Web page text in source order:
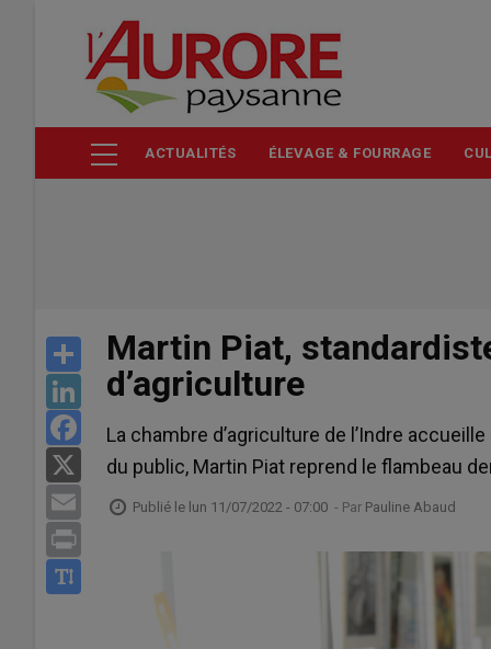
contenu
ACTUALITÉS ÉLEVAGE & FOURRAGE
Share
LinkedIn
Facebook
Email
Martin Piat,
d’agriculture
La chambre d’agriculture de l’Indre
du public, Martin Piat reprend le flambeau
Publié le lun 11/07/2022 - 07:00 - Par Pauline Abaud